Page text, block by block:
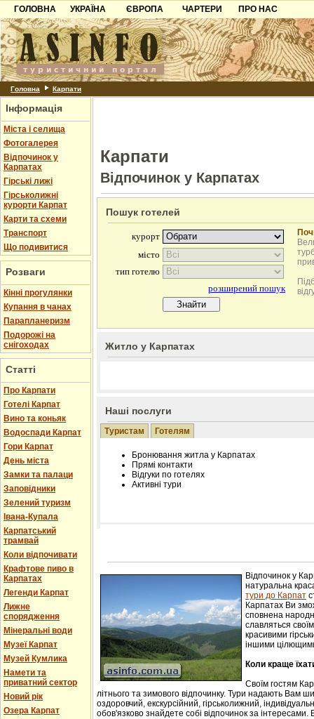
ГОЛОВНА
УКРАЇНА
Карпати
Азов
Причорноморря
Шацьк
ЄВРОПА
Чорногорія
Хорватія
Болгарія
ЧАРТЕРИ
ПРО НАС
Контакти
Партнерам
Додати готель
Головна Карпати
Інформація
Міста і селища
Фотогалерея
Відпочинок у
Карпатах
Гірські лижі
Гірськолижні
курорти Карпат
Карти та схеми
Транспорт
Що подивитися
Розваги
Кінні прогулянки
Купання в чанах
Парапланеризм
Подорожі на
снігоходах
Статті
Про Карпати
Готелі Карпат
Вино та коньяк
Водоспади Карпат
Гори Карпат
День міста
Замки та палаци
Заповідники
Зелений туризм
Івана-Купала
Карпатський
трамвай
Коли відпочивати
Крафтове пиво в
Карпатах
Легенди Карпат
Лижне
спорядження
Мінеральні води
Музеї Карпат
Музей Кумлика
Намети та
приватний сектор
Новий рік
Озера Карпат
Карпати
Відпочинок у Карпатах
Пошук готелей
Житло у Карпатах
Наші послуги
Туристам Готелям
Бронювання житла у Карпатах
Прямі контакти
Відгуки по готелях
Активні тури
Лічільник відвідувачів
Відпочинок у
натуральна
тури до Карпат
Карпатах Ви
сповнена
славляться
красивими
іншими
Коли краще
Своїм гостям
літнього та зимового відпочинку. Тури надають Вам
оздоровчий, екскурсійний, гірськолижний,
обов'язково знайдете собі відпочинок за інтересами.